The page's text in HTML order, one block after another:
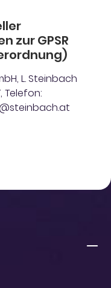
zur GPSR
L. Steinbach
Telefon: